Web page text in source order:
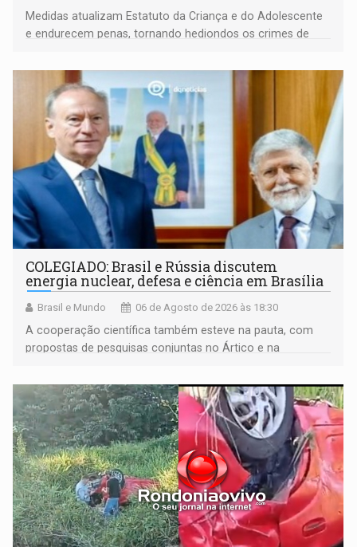
Medidas atualizam Estatuto da Criança e do Adolescente
e endurecem penas, tornando hediondos os crimes de
COLEGIADO: Brasil e Rússia discutem
energia nuclear, defesa e ciência em Brasília
Brasil e Mundo 06 de Agosto de 2026 às 18:30
A cooperação científica também esteve na pauta, com
propostas de pesquisas conjuntas no Ártico e na